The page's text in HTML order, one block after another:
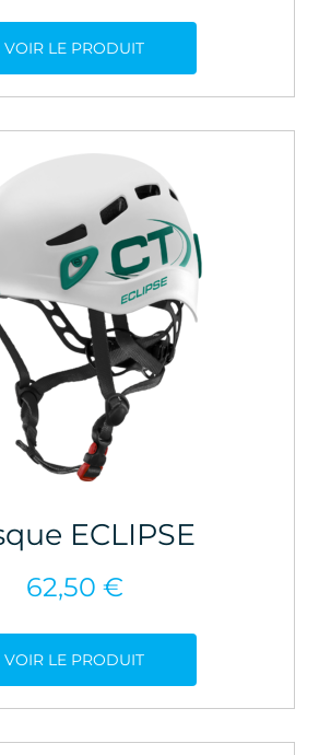
VOIR LE PRODUIT
ECLIPSE
62,50 €
VOIR LE PRODUIT